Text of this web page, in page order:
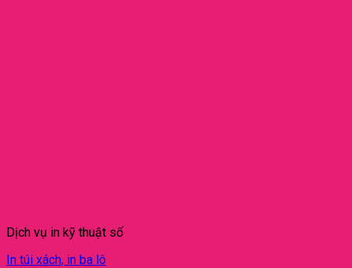
Dịch vụ in kỹ thuật số
In túi xách, in ba lô